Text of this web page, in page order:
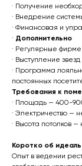
· Получение
· Внедрение
· Финансовая и
· Дополнительно
· Регулярные
· Выступление
· Программа
постоянных
Требования к
· Площадь — 400-
· Электричество —
· Высота потолков
Коротко об
Опыт в ведении